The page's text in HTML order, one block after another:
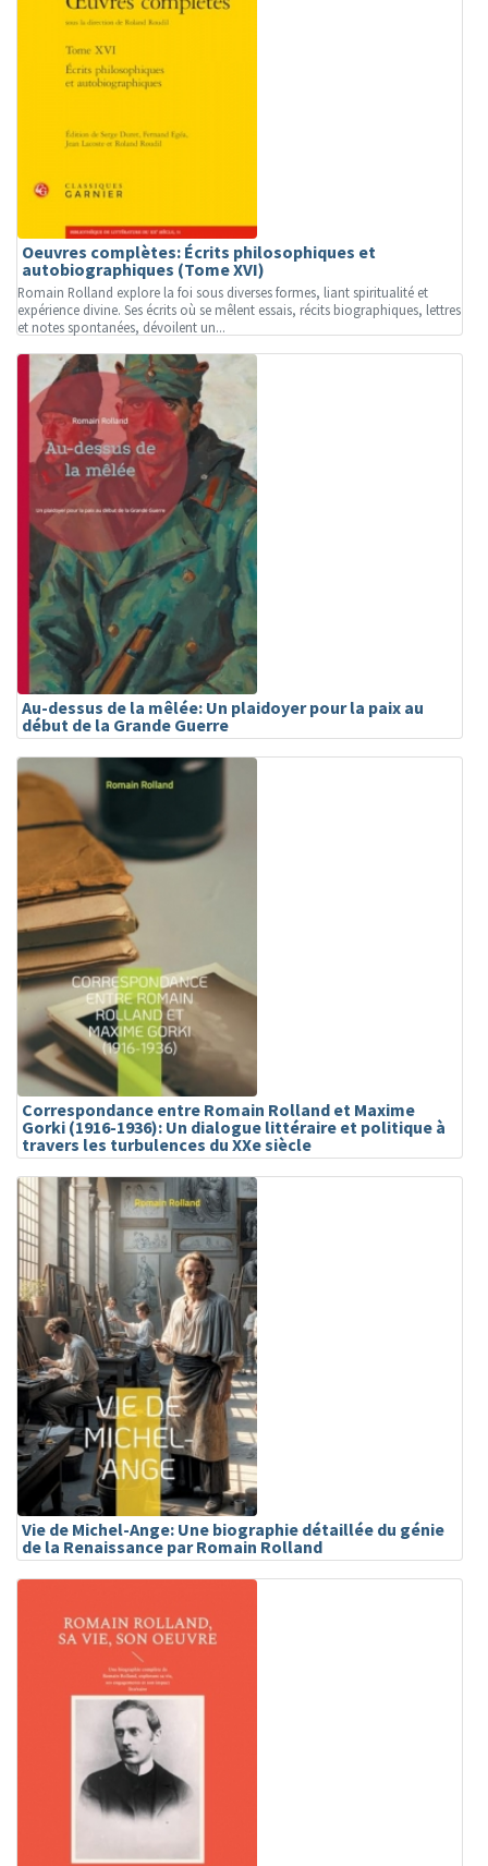
Oeuvres complètes: Écrits philosophiques et
autobiographiques (Tome XVI)
Romain Rolland explore la foi sous diverses formes, liant spiritualité et
expérience divine. Ses écrits où se mêlent essais, récits biographiques, lettres
et notes spontanées, dévoilent un...
Au-dessus de la mêlée: Un plaidoyer pour la paix au
début de la Grande Guerre
Correspondance entre Romain Rolland et Maxime
Gorki (1916-1936): Un dialogue littéraire et politique à
travers les turbulences du XXe siècle
Vie de Michel-Ange: Une biographie détaillée du génie
de la Renaissance par Romain Rolland